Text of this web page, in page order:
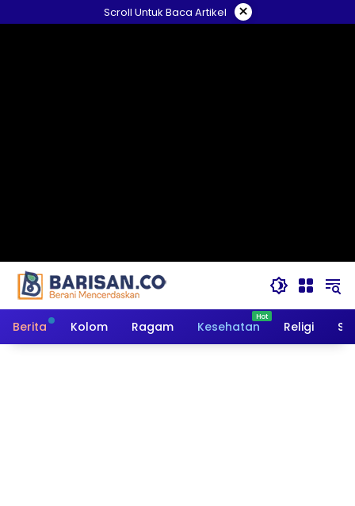
ke
Scroll Untuk Baca Artikel ×
Berita Kolom Ragam Kesehatan Religi